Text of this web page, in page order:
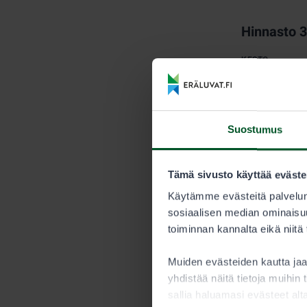
Suostumus
Tämä sivusto käyttää
Käytämme evästeitä
sosiaalisen median
toiminnan kannalta eikä
Muiden evästeiden kautta
yhdistää näitä tietoja muihin
sallia haluamasi evästeet
Hinnasto
KESTO
myytävien
saavutetaan.
Metsästäjän
Alle 15-